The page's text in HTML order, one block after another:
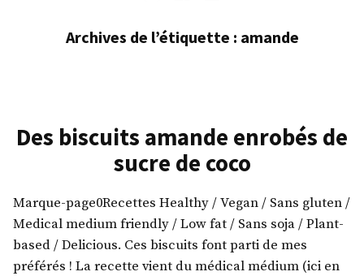
Archives de l’étiquette : amande
Des biscuits amande enrobés de
sucre de coco
Marque-page0Recettes Healthy / Vegan / Sans gluten /
Medical medium friendly / Low fat / Sans soja / Plant-
based / Delicious. Ces biscuits font parti de mes
préférés ! La recette vient du médical médium (ici en